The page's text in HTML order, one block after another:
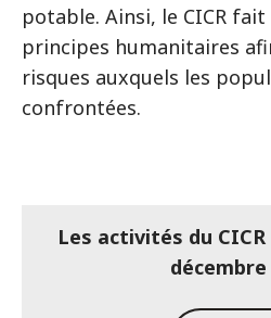
potable. Ainsi, le CICR
principes humanitaires
risques auxquels les
confrontées.
Les activités du
décembre